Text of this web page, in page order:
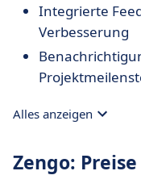
Integrierte
Verbesserung
Alles anzeigen
Zengo: Preise